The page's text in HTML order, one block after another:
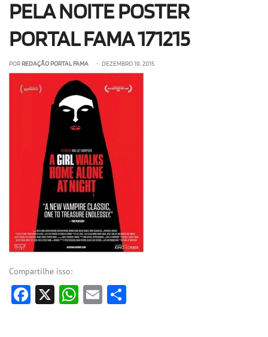
PELA NOITE POSTER
PORTAL FAMA 171215
POR REDAÇÃO PORTAL FAMA • DEZEMBRO 19, 2015
Compartilhe isso:
Facebook
X WhatsApp
Email